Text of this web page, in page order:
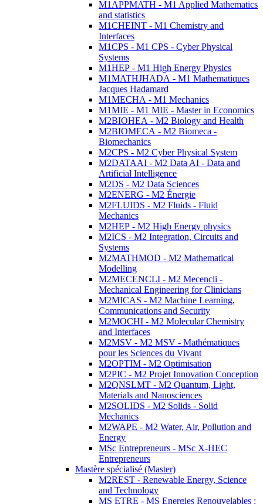
M1APPMATH - M1 Applied Mathematics
and statistics
M1CHEINT - M1 Chemistry and
Interfaces
M1CPS - M1 CPS - Cyber Physical
Systems
M1HEP - M1 High Energy Physics
M1MATHJHADA - M1 Mathematiques
Jacques Hadamard
M1MECHA - M1 Mechanics
M1MIE - M1 MIE - Master in Economics
M2BIOHEA - M2 Biology and Health
M2BIOMECA - M2 Biomeca -
Biomechanics
M2CPS - M2 Cyber Physical System
M2DATAAI - M2 Data AI - Data and
Artificial Intelligence
M2DS - M2 Data Sciences
M2ENERG - M2 Énergie
M2FLUIDS - M2 Fluids - Fluid
Mechanics
M2HEP - M2 High Energy physics
M2ICS - M2 Integration, Circuits and
Systems
M2MATHMOD - M2 Mathematical
Modelling
M2MECENCLI - M2 Mecencli -
Mechanical Engineering for Clinicians
M2MICAS - M2 Machine Learning,
Communications and Security
M2MOCHI - M2 Molecular Chemistry
and Interfaces
M2MSV - M2 MSV - Mathématiques
pour les Sciences du Vivant
M2OPTIM - M2 Optimisation
M2PIC - M2 Projet Innovation Conception
M2QNSLMT - M2 Quantum, Light,
Materials and Nanosciences
M2SOLIDS - M2 Solids - Solid
Mechanics
M2WAPE - M2 Water, Air, Pollution and
Energy
MSc Entrepreneurs - MSc X-HEC
Entrepreneurs
Mastère spécialisé (Master)
M2REST - Renewable Energy, Science
and Technology
MS ETRE - MS Energies Renouvelables :